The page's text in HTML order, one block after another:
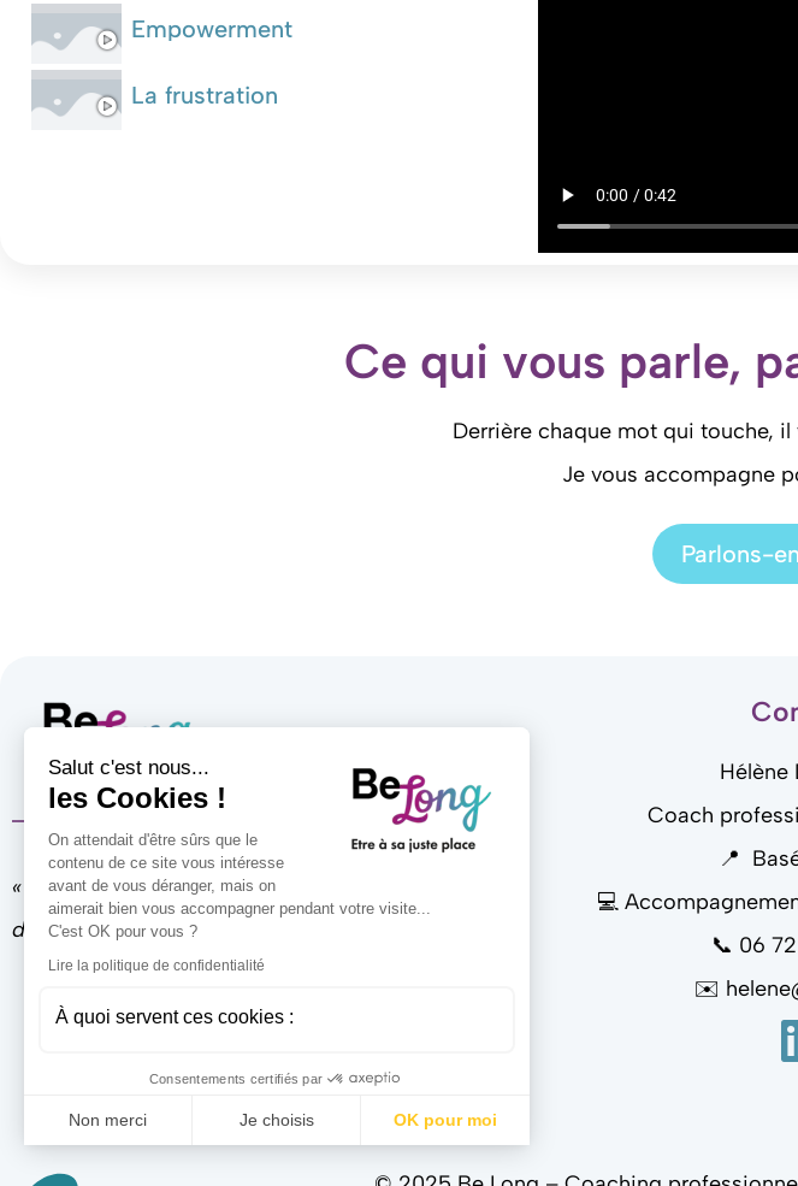
Empowerment
La frustration
Ce qui vous parle,
Derrière chaque mot qui touche,
Je vous accompagne
Parlons-
« Un pas après l’autre, mais dans la bonne
direction. »
Hélène
Coach
📍
💻
📞 06
✉️
Salut c'est nous...
les Cookies !
On attendait d'être sûrs que le
contenu de ce site vous intéresse
avant de vous déranger, mais on
aimerait bien vous accompagner pendant votre visite...
C'est OK pour vous ?
Lire la politique de confidentialité
À quoi servent ces cookies :
Consentements certifiés par
Non merci Je choisis OK pour moi